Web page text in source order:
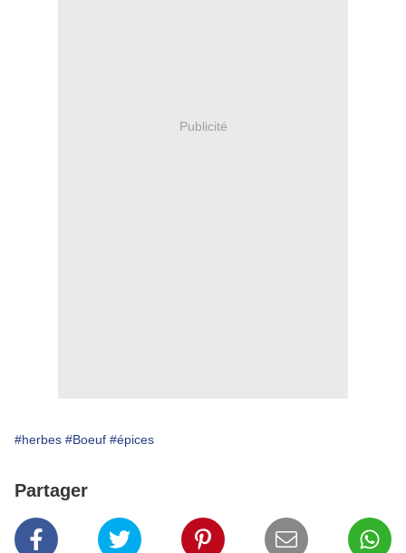
Publicité
#herbes #Boeuf #épices
Partager